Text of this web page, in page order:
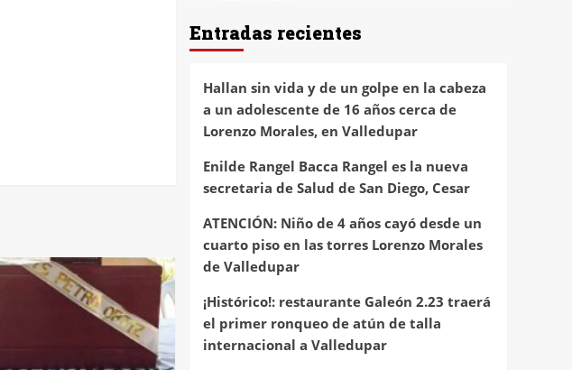
Entradas recientes
Hallan sin vida y de un golpe en la cabeza
a un adolescente de 16 años cerca de
Lorenzo Morales, en Valledupar
Enilde Rangel Bacca Rangel es la nueva
secretaria de Salud de San Diego, Cesar
ATENCIÓN: Niño de 4 años cayó desde un
cuarto piso en las torres Lorenzo Morales
de Valledupar
¡Histórico!: restaurante Galeón 2.23 traerá
el primer ronqueo de atún de talla
internacional a Valledupar